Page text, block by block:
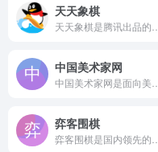
天天象棋
中国美术家网
弈客围棋